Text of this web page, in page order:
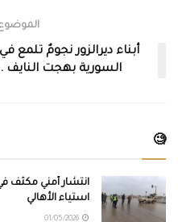
الموضوع
السورية بهجت النايف
🧐
انتشار أمني مكثف
استياء الأهالي